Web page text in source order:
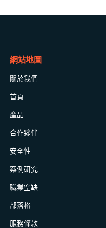
網站地圖
關於我們
首頁
產品
合作夥伴
安全性
案例研究
職業空缺
部落格
服務條款